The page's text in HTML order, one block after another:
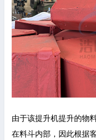
由于该提升机提升的物
在料斗内部，因此根据